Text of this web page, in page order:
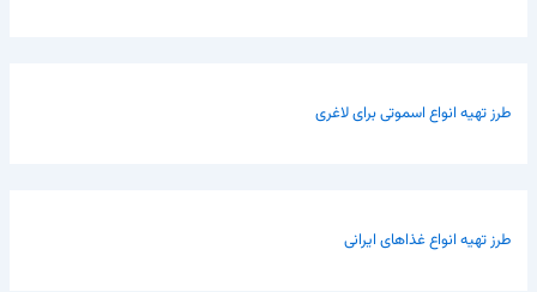
طرز تهیه انواع اسموتی برای لاغری
طرز تهیه انواع غذاهای ایرانی